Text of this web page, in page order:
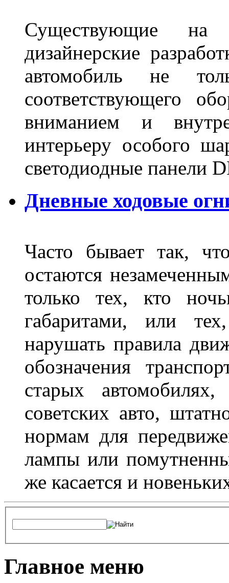
Существующие
дизайнерские
автомобиль не
соответствующего
вниманием и
интерьеру особого
светодиодные панели
Дневные ходовые
Часто бывает так,
остаются
только тех, кто
габаритами, или
нарушать правила
обозначения
старых
советских авто,
нормам для
лампы или
же касается и
Главное меню